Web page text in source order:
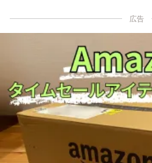
広告